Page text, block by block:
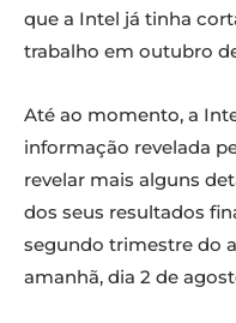
que a Intel já tinha
trabalho em outubro
Até ao momento, a
informação revelada
revelar mais alguns
dos seus resultados
segundo trimestre do
amanhã, dia 2 de